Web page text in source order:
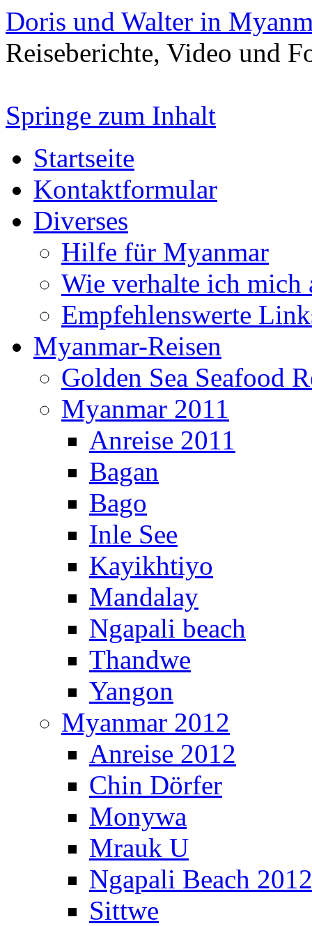
Doris und Walter in
Reiseberichte, Video und
Springe zum Inhalt
Startseite
Kontaktformular
Diverses
Hilfe für Myanmar
Wie verhalte ich
Empfehlenswerte
Myanmar-Reisen
Golden Sea Seafood
Myanmar 2011
Anreise 2011
Bagan
Bago
Inle See
Kayikhtiyo
Mandalay
Ngapali beach
Thandwe
Yangon
Myanmar 2012
Anreise 2012
Chin Dörfer
Monywa
Mrauk U
Ngapali Beach 2012
Sittwe